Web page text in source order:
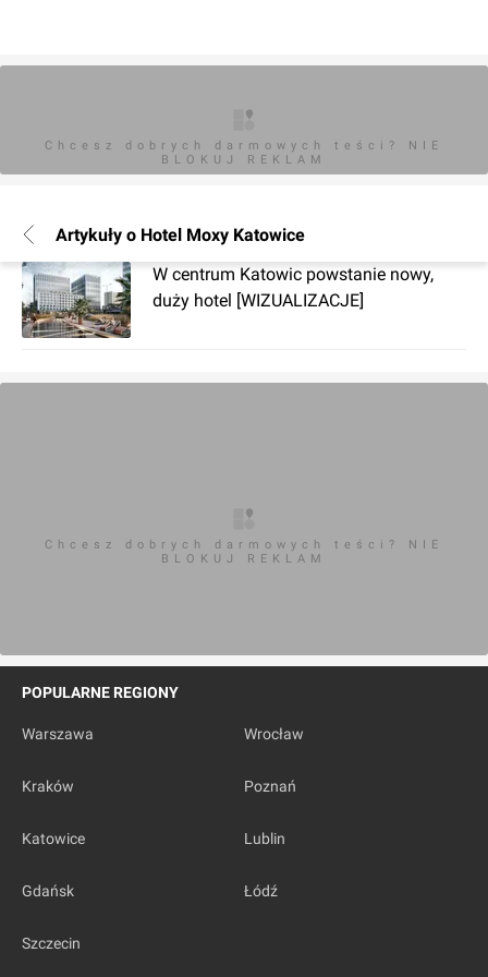
Chcesz dobrych darmowych teści? NIE
BLOKUJ REKLAM
Artykuły o Hotel Moxy Katowice
W centrum Katowic powstanie nowy,
duży hotel [WIZUALIZACJE]
Chcesz dobrych darmowych teści? NIE
BLOKUJ REKLAM
POPULARNE REGIONY
Warszawa Wrocław
Kraków Poznań
Katowice Lublin
Gdańsk Łódź
Szczecin